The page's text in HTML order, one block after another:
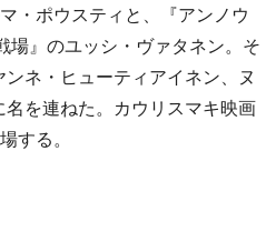
・ポウスティと、『アンノウ
場』のユッシ・ヴァタネン。そ
ネ・ヒューティアイネン、ヌ
を連ねた。カウリスマキ映画
する。